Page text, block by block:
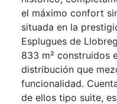
el máximo confort
situada en la
Esplugues de
833 m² construidos
distribución que
funcionalidad.
de ellos tipo suite,